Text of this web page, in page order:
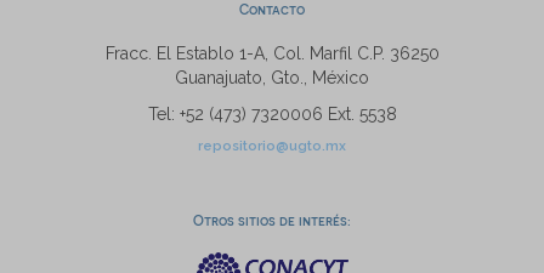
Contacto
Fracc. El Establo 1-A, Col. Marfil C.P. 36250
Guanajuato, Gto., México
Tel: +52 (473) 7320006 Ext. 5538
repositorio@ugto.mx
Otros sitios de interés: